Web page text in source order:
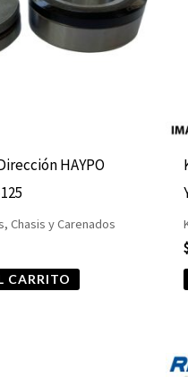
HAYPO
Chasis y Carenados
CARRITO